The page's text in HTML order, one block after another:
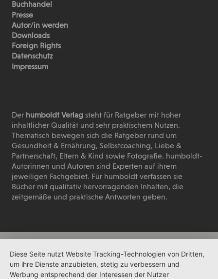
Buchhandel
Presse
Autor/in werden
Downloads
Foreign Rights
Datenschutz
Impressum
Derhumboldt Verlag steht für Ratgeber mit hoher
inhaltlicher Qualität und sehr praktischem Nutzen.
Thematisch bewegen sich die Ratgeber rund um
Gesundheit & Ernährung, Selbstcoaching, Liebe &
Partnerschaft, Eltern & Kind sowie Fotografie. humboldt-
Autorinnen und Autoren sind Experten auf ihrem
jeweiligen Fachgebiet. Für humboldt verfassen sie
Bücher mit qualitativ hervorragenden Inhalten, die
zeitgemäße und praktische Antworten geben.
Diese Seite nutzt Website Tracking-Technologien von Dritten,
um ihre Dienste anzubieten, stetig zu verbessern und
Werbung entsprechend der Interessen der Nutzer